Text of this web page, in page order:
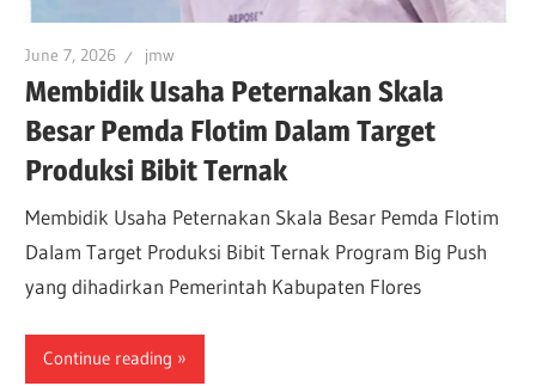
June 7, 2026 jmw
Membidik Usaha Peternakan Skala
Besar Pemda Flotim Dalam Target
Produksi Bibit Ternak
Membidik Usaha Peternakan Skala Besar Pemda Flotim
Dalam Target Produksi Bibit Ternak Program Big Push
yang dihadirkan Pemerintah Kabupaten Flores
Continue reading